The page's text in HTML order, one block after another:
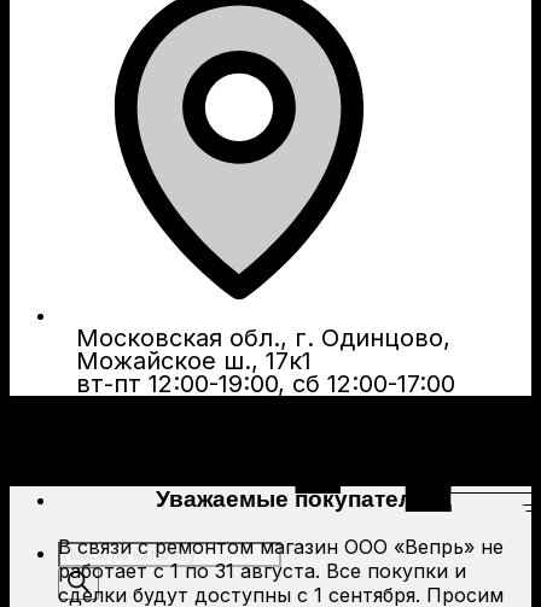
Московская обл., г. Одинцово,
Можайское ш., 17к1
вт-пт 12:00-19:00, сб 12:00-17:00
Поиск
товаров
Уважаемые покупатели!
В связи с ремонтом магазин ООО «Вепрь» не
работает с 1 по 31 августа. Все покупки и
сделки будут доступны с 1 сентября. Просим